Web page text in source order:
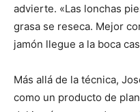
advierte. «Las lonchas
grasa se reseca. Mejor
jamón llegue a la boca
Más allá de la técnica,
como un producto de